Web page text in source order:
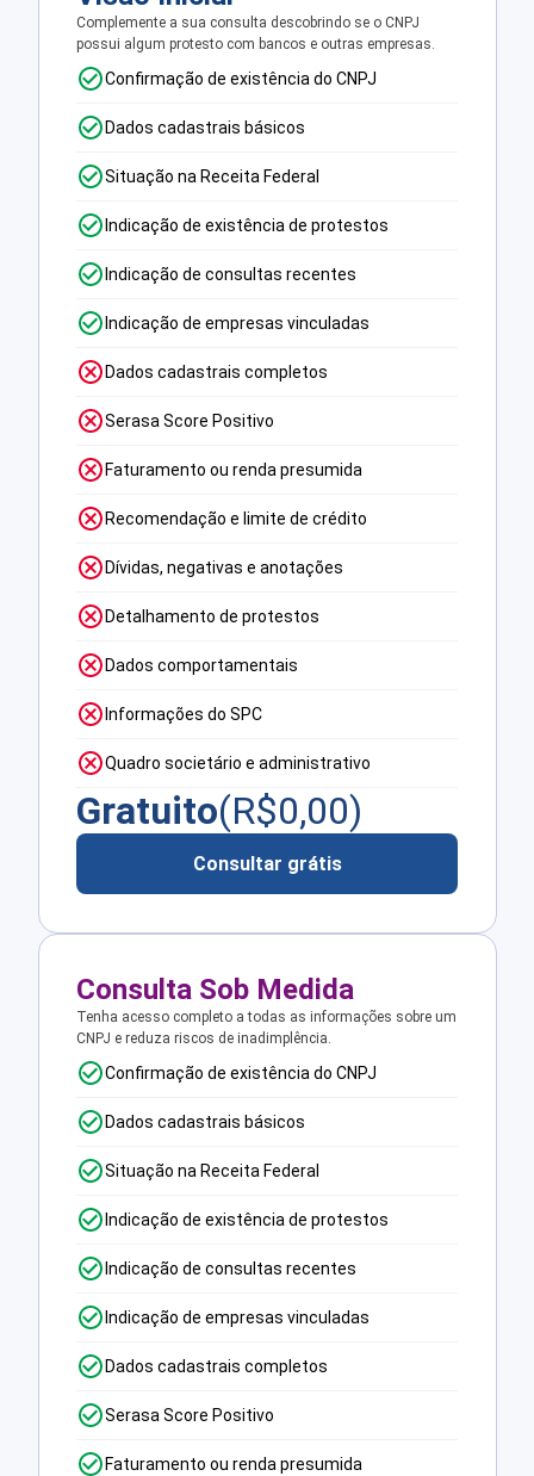
Complemente a sua consulta descobrindo se o CNPJ
possui algum protesto com bancos e outras empresas.
Confirmação de existência do CNPJ
Dados cadastrais básicos
Situação na Receita Federal
Indicação de existência de protestos
Indicação de consultas recentes
Indicação de empresas vinculadas
Dados cadastrais completos
Serasa Score Positivo
Faturamento ou renda presumida
Recomendação e limite de crédito
Dívidas, negativas e anotações
Detalhamento de protestos
Dados comportamentais
Informações do SPC
Quadro societário e administrativo
Gratuito(R$0,00)
Consultar grátis
Consulta Sob Medida
Tenha acesso completo a todas as informações sobre um
CNPJ e reduza riscos de inadimplência.
Confirmação de existência do CNPJ
Dados cadastrais básicos
Situação na Receita Federal
Indicação de existência de protestos
Indicação de consultas recentes
Indicação de empresas vinculadas
Dados cadastrais completos
Serasa Score Positivo
Faturamento ou renda presumida